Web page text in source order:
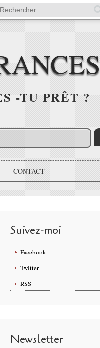
-TU PRÊT ?
CONTACT
Suivez-moi
Facebook
Twitter
RSS
Newsletter